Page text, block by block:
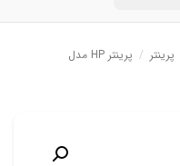
پرینتر /
پرینتر HP مدل